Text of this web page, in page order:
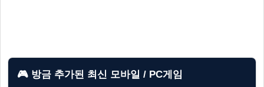
🎮 방금 추가된 최신 모바일 / PC게임